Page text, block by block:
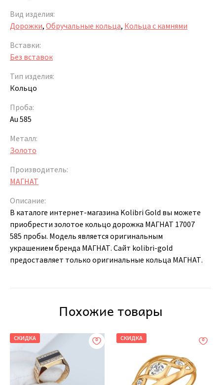
Вид изделия:
Дорожки, Обручальные кольца, Кольца с камнями
Вставки:
Без вставок
Тип изделия:
Кольцо
Проба:
Au 585
Металл:
Золото
Производитель:
МАГНАТ
Описание:
В каталоге интернет-магазина Kolibri Gold вы можете
приобрести золотое кольцо дорожка МАГНАТ 17007
585 пробы. Модель является оригинальным
украшением бренда МАГНАТ. Сайт kolibri-gold
предоставляет только оригинальные кольца МАГНАТ.
Похожие товары
СКИДКА СКИДКА